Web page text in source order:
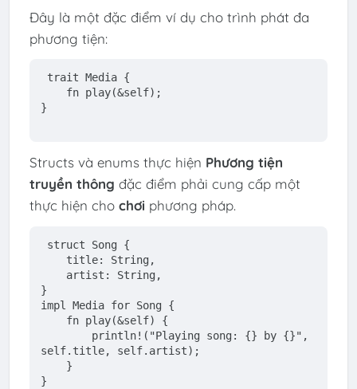
Đây là một đặc điểm ví dụ cho trình phát đa
phương tiện:
trait Media {
fn play(&self);
}
Structs và enums thực hiện Phương tiện
truyền thông đặc điểm phải cung cấp một
thực hiện cho chơi phương pháp.
struct Song {
title: String ,
artist: String ,
}
impl
Media for Song {
fn play(&self) {
println! ( "Playing song: {} by {}"
self.title, self.artist);
}
}